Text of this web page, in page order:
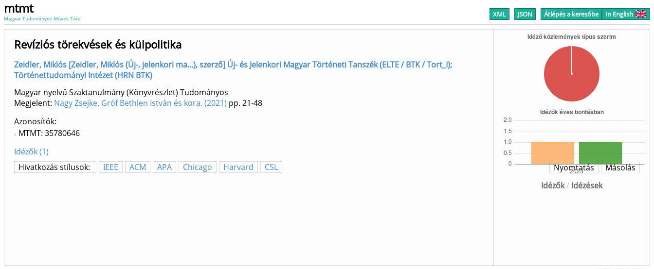
mtmt
Magyar Tudományos Művek Tára XML JSON Átlépés a keresőbe In English
Idézők/ Idézések
Revíziós törekvések és külpolitika
Zeidler, Miklós [Zeidler, Miklós (Új-, jelenkori ma...), szerző] Új- és Jelenkori Magyar Történeti Tanszék (ELTE / BTK / Tort_I);
Történettudományi Intézet (HRN BTK)
Magyar nyelvű Szaktanulmány (Könyvrészlet) Tudományos
Megjelent: Nagy Zsejke. Gróf Bethlen István és kora. (2021) pp. 21-48
Azonosítók
MTMT: 35780646
Idézők (1)
Hivatkozás stílusok:
IEEE ACM APA Chicago Harvard CSL Másolás
Nyomtatás